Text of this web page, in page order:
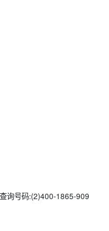
询号码:(2)400-1865-909